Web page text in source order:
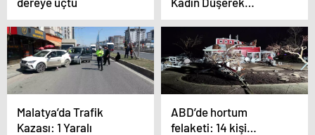
Hayatını Kaybetti
Malatya’da Trafik
Kazası: 1 Yaralı
ABD’de hortum
felaketi: 14 kişi